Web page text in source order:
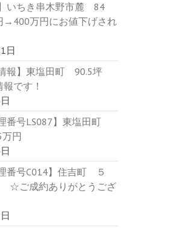
】いちき串木野市麓 84
万円にお値下げされ
日
情報】東塩田町 90.5坪
です！
番号LS087】東塩田町
円
番号C014】住吉町 ５
ご成約ありがとうござ